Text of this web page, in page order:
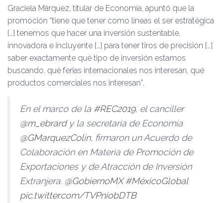
Graciela Márquez, titular de Economía, apuntó que la
promoción “tiene que tener como líneas el ser estratégica
[…] tenemos que hacer una inversión sustentable,
innovadora e incluyente […] para tener tiros de precisión […]
saber exactamente qué tipo de inversión estamos
buscando, qué ferias internacionales nos interesan, qué
productos comerciales nos interesan”.
En el marco de la #REC2019, el canciller
@m_ebrardy la secretaria de Economía
@GMarquezColin, firmaron un Acuerdo de
Colaboración en Materia de Promoción de
Exportaciones y de Atracción de Inversión
Extranjera. @GobiernoMX #MéxicoGlobal
pic.twitter.com/TVPniobDTB